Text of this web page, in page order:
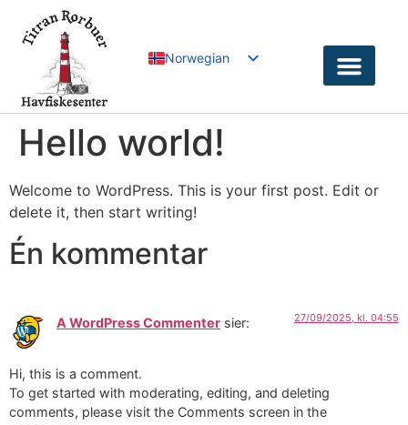
Norwegian
German
Hello world!
Welcome to WordPress. This is your first post. Edit or
delete it, then start writing!
Én kommentar
A WordPress Commenter sier: 27/09/2025, kl. 04:55
Hi, this is a comment.
To get started with moderating, editing, and deleting
comments, please visit the Comments screen in the